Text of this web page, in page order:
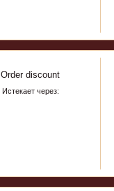
Order discount
Истекает через: